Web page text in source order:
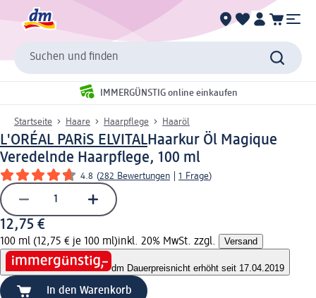
Suchen und finden
IMMERGÜNSTIG online einkaufen
Startseite Haare Haarpflege Haaröl
L'ORÉAL PARiS ELVITALHaarkur Öl Magique
Veredelnde Haarpflege, 100 ml
4.8 (282 Bewertungen 1 Frage)
12,75 €
100 ml (12,75 € je 100 ml)inkl. 20% MwSt. zzgl. Versand
dm Dauerpreisnicht erhöht seit 17.04.2019
In den Warenkorb